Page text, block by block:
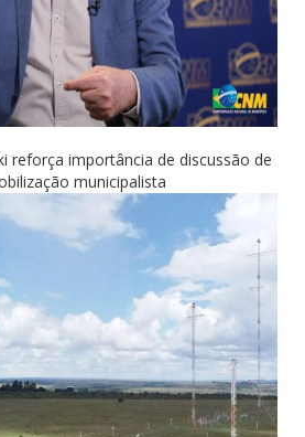
reforça importância de discussão de
municipalista